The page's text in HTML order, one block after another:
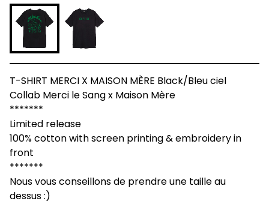
T-SHIRT MERCI X MAISON MÈRE Black/Bleu ciel
Collab Merci le Sang x Maison Mère
*******
Limited release
100% cotton with screen printing & embroidery in
front
*******
Nous vous conseillons de prendre une taille au
dessus :)